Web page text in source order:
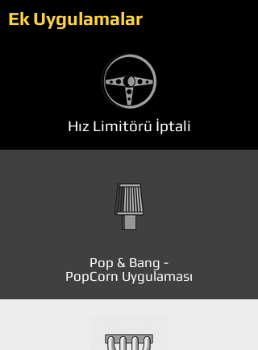
Ek Uygulamalar
Hız Limitörü İptali
Pop & Bang -
PopCorn Uygulaması